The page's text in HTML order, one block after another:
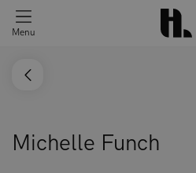
Menu
Michelle Funch